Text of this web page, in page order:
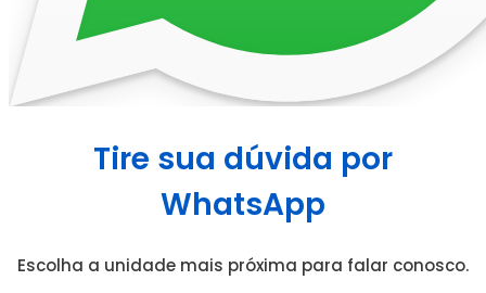
Tire sua dúvida por
WhatsApp
Escolha a unidade mais próxima para falar conosco.